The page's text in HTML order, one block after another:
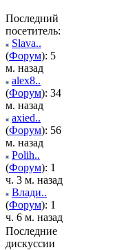
Последний
посетитель:
Slava..
(Форум): 5
м. назад
alex8..
(Форум): 34
м. назад
axied..
(Форум): 56
м. назад
Polih..
(Форум): 1
ч. 3 м. назад
Влади..
(Форум): 1
ч. 6 м. назад
Последние
дискуссии